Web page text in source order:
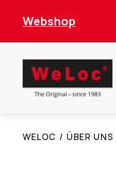
Webshop
WELOC / ÜBER UNS